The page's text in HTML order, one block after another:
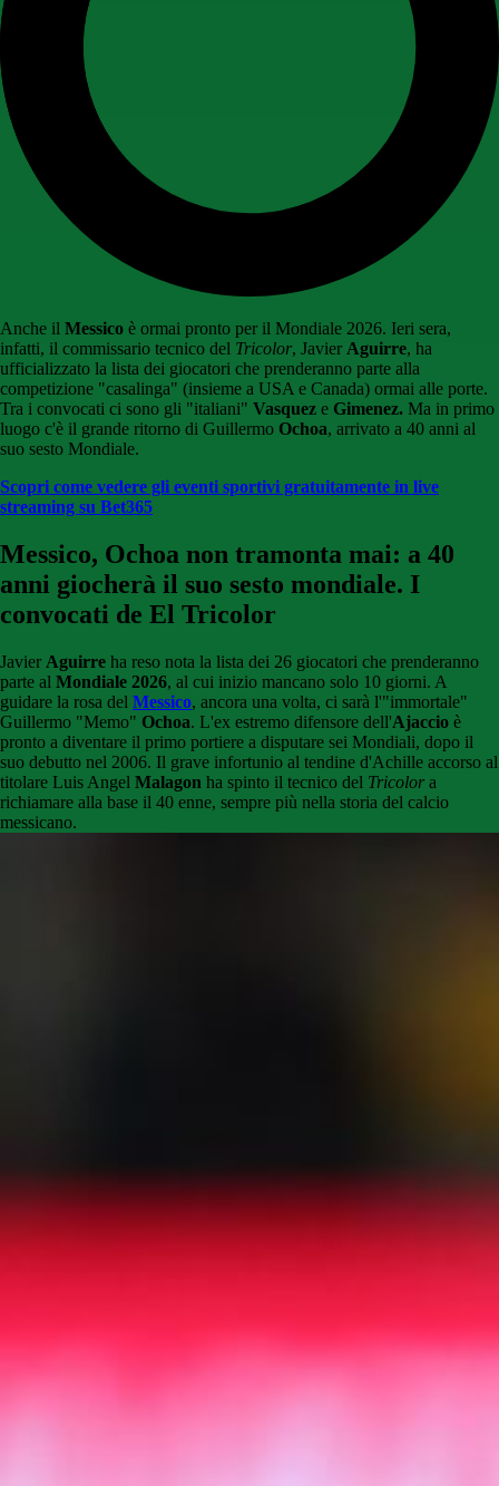
Anche il Messico è ormai pronto per il Mondiale 2026. Ieri sera,
infatti, il commissario tecnico del Tricolor, Javier Aguirre, ha
ufficializzato la lista dei giocatori che prenderanno parte alla
competizione "casalinga" (insieme a USA e Canada) ormai alle porte.
Tra i convocati ci sono gli "italiani" Vasquez e Gimenez. Ma in primo
luogo c'è il grande ritorno di Guillermo Ochoa, arrivato a 40 anni al
suo sesto Mondiale.
Scopri come vedere gli eventi sportivi gratuitamente in live
streaming su Bet365
Messico, Ochoa non tramonta mai: a 40
anni giocherà il suo sesto mondiale. I
convocati de El Tricolor
Javier Aguirre ha reso nota la lista dei 26 giocatori che prenderanno
parte al Mondiale 2026, al cui inizio mancano solo 10 giorni. A
guidare la rosa del Messico, ancora una volta, ci sarà l'"immortale"
Guillermo "Memo" Ochoa. L'ex estremo difensore dell'Ajaccio è
pronto a diventare il primo portiere a disputare sei Mondiali, dopo il
suo debutto nel 2006. Il grave infortunio al tendine d'Achille accorso al
titolare Luis Angel Malagon ha spinto il tecnico del Tricolor a
richiamare alla base il 40 enne, sempre più nella storia del calcio
messicano.